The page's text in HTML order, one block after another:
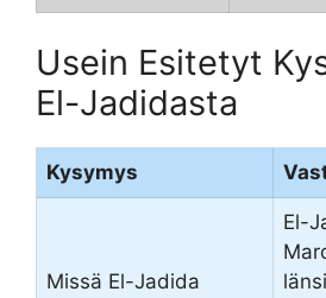
Usein Esitetyt
El-Jadidasta
Kysymys
Missä El-Jadida
El-